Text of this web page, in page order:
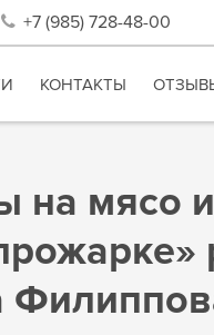
+7 (985) 728-48-00
КОНТАКТЫ
на мясо